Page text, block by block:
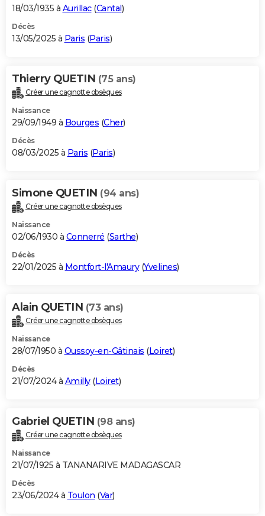
18/03/1935 à Aurillac(Cantal )
Décès
13/05/2025 à Paris (Paris)
Thierry QUETIN (75 ans)
Créer une cagnotte obsèques
Naissance
29/09/1949 à Bourges (Cher)
Décès
08/03/2025 à Paris (Paris)
Simone QUETIN (94 ans)
Créer une cagnotte obsèques
Naissance
02/06/1930 à Connerré (Sarthe)
Décès
22/01/2025 à Montfort-l'Amaury(Yvelines)
Alain QUETIN (73 ans)
Créer une cagnotte obsèques
Naissance
28/07/1950 à Oussoy-en-Gâtinais (Loiret)
Décès
21/07/2024 à Amilly(Loiret)
Gabriel QUETIN (98 ans)
Créer une cagnotte obsèques
Naissance
21/07/1925 à TANANARIVE MADAGASCAR
Décès
23/06/2024 à Toulon (Var)